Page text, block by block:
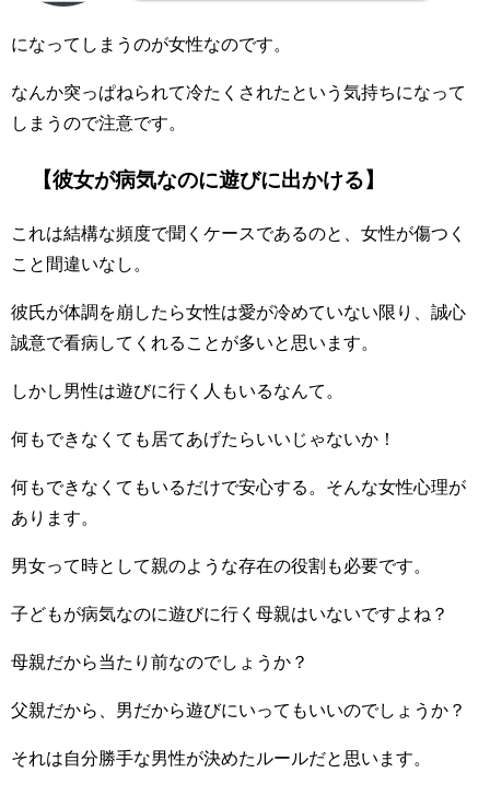
になってしまうのが女性なのです。
なんか突っぱねられて冷たくされたという気持ちになって
しまうので注意です。
【彼女が病気なのに遊びに出かける】
これは結構な頻度で聞くケースであるのと、女性が傷つく
こと間違いなし。
彼氏が体調を崩したら女性は愛が冷めていない限り、誠心
誠意で看病してくれることが多いと思います。
しかし男性は遊びに行く人もいるなんて。
何もできなくても居てあげたらいいじゃないか！
何もできなくてもいるだけで安心する。そんな女性心理が
あります。
男女って時として親のような存在の役割も必要です。
子どもが病気なのに遊びに行く母親はいないですよね？
母親だから当たり前なのでしょうか？
父親だから、男だから遊びにいってもいいのでしょうか？
それは自分勝手な男性が決めたルールだと思います。